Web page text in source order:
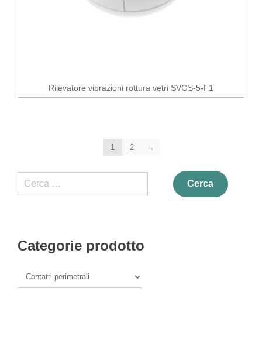
Rilevatore vibrazioni rottura vetri SVGS-5-F1
1 2 →
Ricerca
per:
Categorie prodotto